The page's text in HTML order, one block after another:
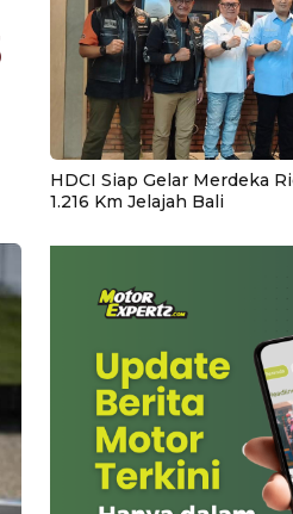
HDCI Siap Gelar Merdeka
1.216 Km Jelajah Bali